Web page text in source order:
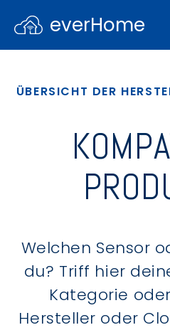
everHome
ÜBERSICHT DER
Welchen Sensor
du? Triff hier
Kategorie
Hersteller oder